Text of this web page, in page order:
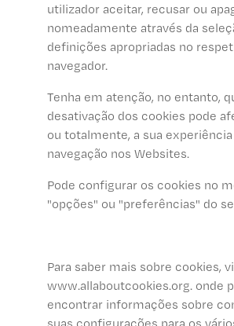
utilizador aceitar, recusar ou
nomeadamente através da
definições apropriadas no
navegador.
Tenha em atenção, no entanto,
desativação dos cookies pode
ou totalmente, a sua
navegação nos Websites.
Pode configurar os cookies no
"opções" ou "preferências" do
Para saber mais sobre cookies,
www.allaboutcookies.org. onde
encontrar informações sobre